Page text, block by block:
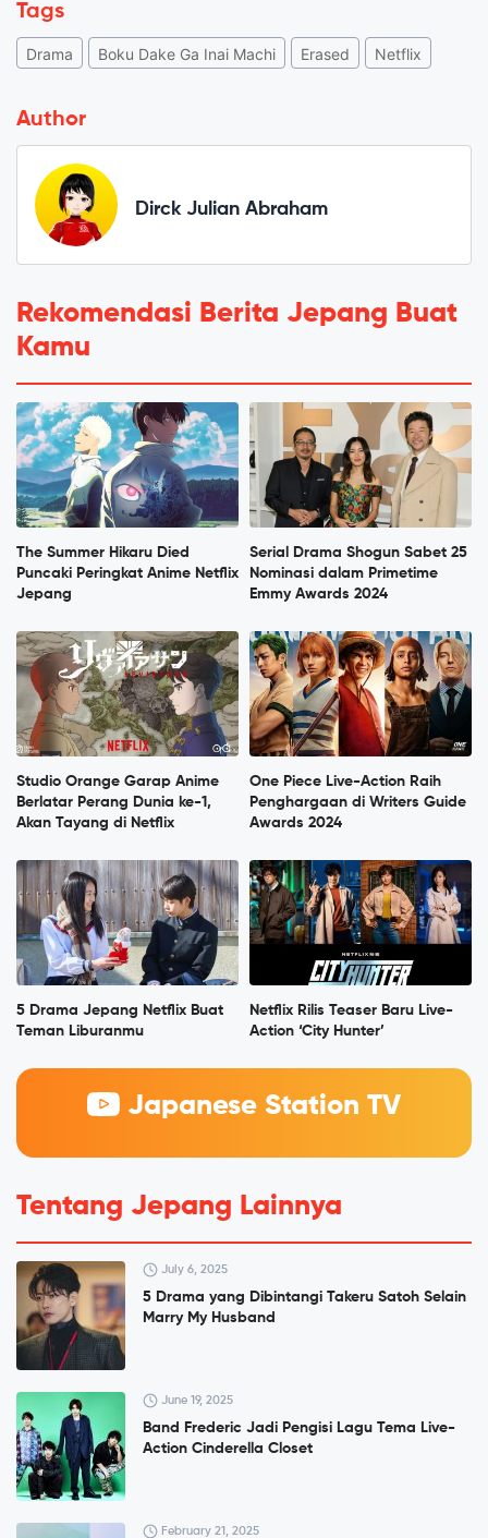
Tags
Drama Boku Dake Ga Inai Machi Erased Netflix
Author
Dirck Julian Abraham
Rekomendasi Berita Jepang Buat
Kamu
The Summer Hikaru Died
Puncaki Peringkat Anime Netflix
Jepang
Serial Drama Shogun Sabet 25
Nominasi dalam Primetime
Emmy Awards 2024
Studio Orange Garap Anime
Berlatar Perang Dunia ke-1,
Akan Tayang di Netflix
One Piece Live-Action Raih
Penghargaan di Writers Guide
Awards 2024
5 Drama Jepang Netflix Buat
Teman Liburanmu
Netflix Rilis Teaser Baru Live-
Action ‘City Hunter’
Japanese Station TV
Tentang Jepang Lainnya
July 6, 2025
5 Drama yang Dibintangi Takeru Satoh Selain
Marry My Husband
June 19, 2025
Band Frederic Jadi Pengisi Lagu Tema Live-
Action Cinderella Closet
February 21, 2025